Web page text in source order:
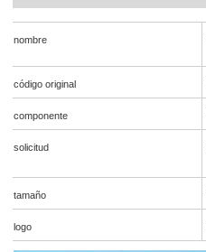
nombre
código original
componente
solicitud
tamaño
logo